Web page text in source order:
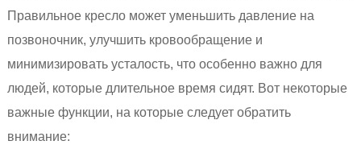
Правильное кресло может уменьшить давление на
позвоночник, улучшить кровообращение и
минимизировать усталость, что особенно важно для
людей, которые длительное время сидят. Вот некоторые
важные функции, на которые следует обратить
внимание: